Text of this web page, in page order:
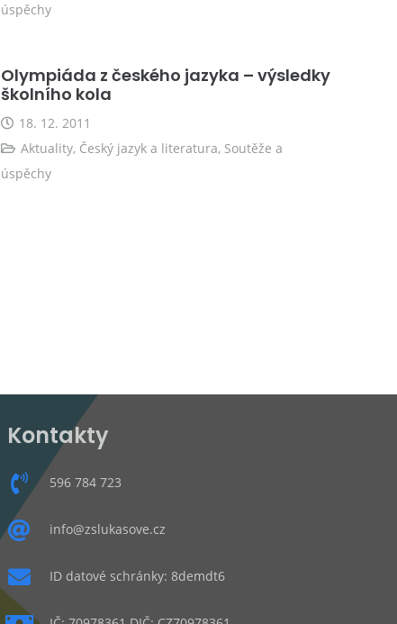
úspěchy
Olympiáda z českého jazyka – výsledky
školního kola
18. 12. 2011
Aktuality, Český jazyk a literatura, Soutěže a
úspěchy
Kontakty
596 784 723
info@zslukasove.cz
ID datové schránky: 8demdt6